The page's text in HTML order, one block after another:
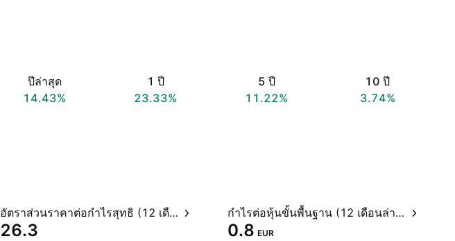
ปีล่าสุด
14.43%
1 ปี
23.33%
5 ปี
11.22%
10 ปี
3.74%
อัตราส่วนราคาต่อกำไรสุทธิ (12 เดือนล่าสุด)
26.3
กำไรต่อหุ้นขั้นพื้นฐาน (12 เดือนล่าสุด)
0.8 EUR